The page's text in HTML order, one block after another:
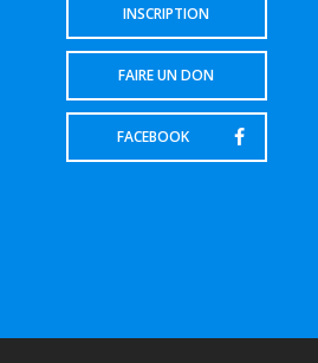
INSCRIPTION
FAIRE UN DON
FACEBOOK